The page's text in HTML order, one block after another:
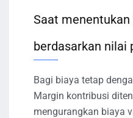
Saat
berdasarkan nilai
Bagi biaya tetap
Margin kontribusi
mengurangkan biaya